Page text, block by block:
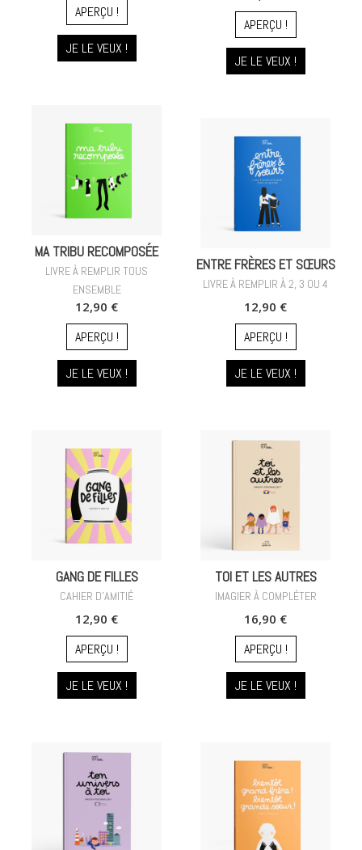
APERÇU !
JE LE VEUX !
APERÇU !
JE LE VEUX !
MA TRIBU RECOMPOSÉE
LIVRE À REMPLIR TOUS
ENSEMBLE
12,90 €
APERÇU !
JE LE VEUX !
ENTRE FRÈRES ET SŒURS
LIVRE À REMPLIR À 2, 3 OU 4
12,90 €
APERÇU !
JE LE VEUX !
GANG DE FILLES
CAHIER D'AMITIÉ
12,90 €
APERÇU !
JE LE VEUX !
TOI ET LES AUTRES
IMAGIER À COMPLÉTER
16,90 €
APERÇU !
JE LE VEUX !